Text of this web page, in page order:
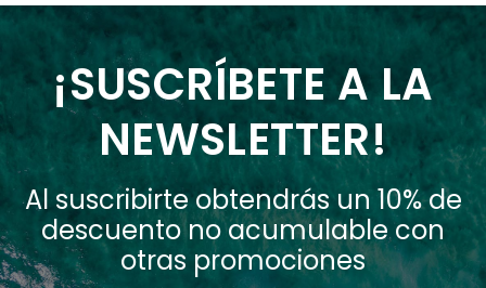
¡SUSCRÍBETE A LA
NEWSLETTER!
Al suscribirte obtendrás un 10% de
descuento no acumulable con
otras promociones